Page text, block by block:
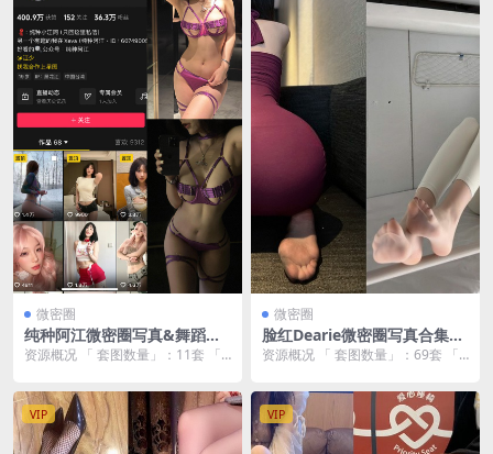
微密圈
纯种阿江微密圈写真&舞蹈视
频合集下载【热辣舞姿/4K原
资源概况 「 套图数量」：11套 「
质 」：...
微密圈
脸红Dearie微密圈写真合集下
载【持续更新/69套/22.84GB/
资源概况 「 套图数量」：69套 「
质...
VIP VIP